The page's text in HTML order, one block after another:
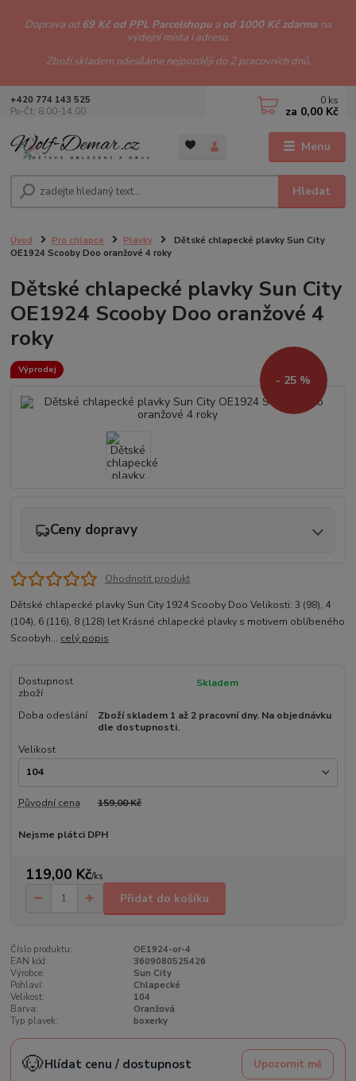
Doprava od69 Kč od PPL Parcelshopu a od 1000 Kč zdarma na
výdejní místa i adresu.
Zboží skladem odesíláme nejpozději do 2 pracovních dnů.
Menu
Hledat
+420 774 143 525
Po-Čt: 8.00-14.00
0 ks
za 0,00 Kč
Úvod Pro chlapce Plavky
Dětské chlapecké plavky Sun City
OE1924 Scooby Doo oranžové 4 roky
Dětské chlapecké plavky Sun City
OE1924 Scooby Doo oranžové 4
roky
Výprodej
- 25 %
Ceny dopravy
Ohodnotit produkt
Dětské chlapecké plavky Sun City 1924 Scooby Doo Velikosti: 3 (98), 4
(104), 6 (116), 8 (128) let Krásné chlapecké plavky s motivem oblíbeného
Scoobyh... celý popis
Dostupnost
zboží
Skladem
Doba odeslání
Zboží skladem 1 až 2 pracovní dny. Na objednávku
dle dostupnosti.
Velikost
Původní cena 159,00 Kč
Nejsme plátci DPH
119,00 Kč/ks
Přidat do košíku
Číslo produktu:
OE1924-or-4
EAN kód:
3609080525426
Výrobce:
Sun City
Pohlaví:
Chlapecké
Velikost:
104
Barva:
Oranžová
Typ plavek:
boxerky
🐶Hlídat cenu / dostupnost Upozornit mě